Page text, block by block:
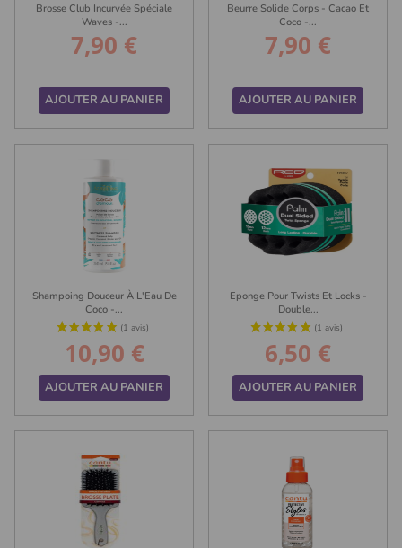
(17 avis)
Brosse Club Incurvée Spéciale
Waves -...
Prix
7,90 €
AJOUTER AU PANIER
Beurre Solide Corps - Cacao Et
Coco -...
Prix
7,90 €
AJOUTER AU PANIER
Shampoing Douceur À L'Eau De
Coco -...
Prix
10,90 €
AJOUTER AU PANIER
Eponge Pour Twists Et Locks -
Double...
Prix
6,50 €
AJOUTER AU PANIER